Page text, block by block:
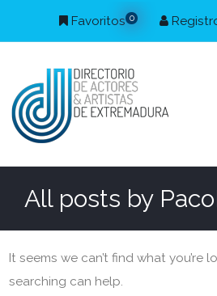
Favoritos 0
All posts by
It seems we can’t find what you’re
searching can help.